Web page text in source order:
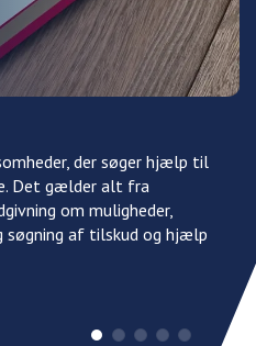
der søger hjælp til
Det gælder alt fra
om muligheder,
søgning af tilskud og hjælp